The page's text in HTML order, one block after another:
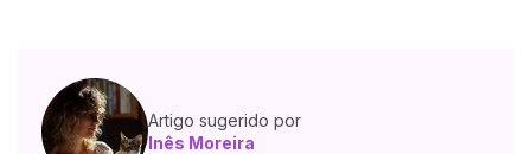
Artigo sugerido por
Inês Moreira